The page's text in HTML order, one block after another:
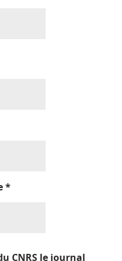
*
CNRS le journal